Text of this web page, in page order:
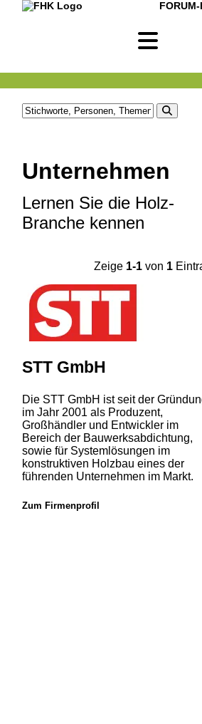
Unternehmen
Lernen Sie die Holz-
Branche kennen
Zeige 1-1 von 1
STT GmbH
Die STT GmbH ist seit der
im Jahr 2001 als Produzent,
Großhändler und Entwickler im
Bereich der Bauwerksabdichtung,
sowie für Systemlösungen im
konstruktiven Holzbau eines der
führenden Unternehmen im Markt.
Zum Firmenprofil